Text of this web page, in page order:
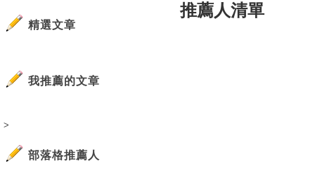
推薦人清單
精選文章
我推薦的文章
>
部落格推薦人